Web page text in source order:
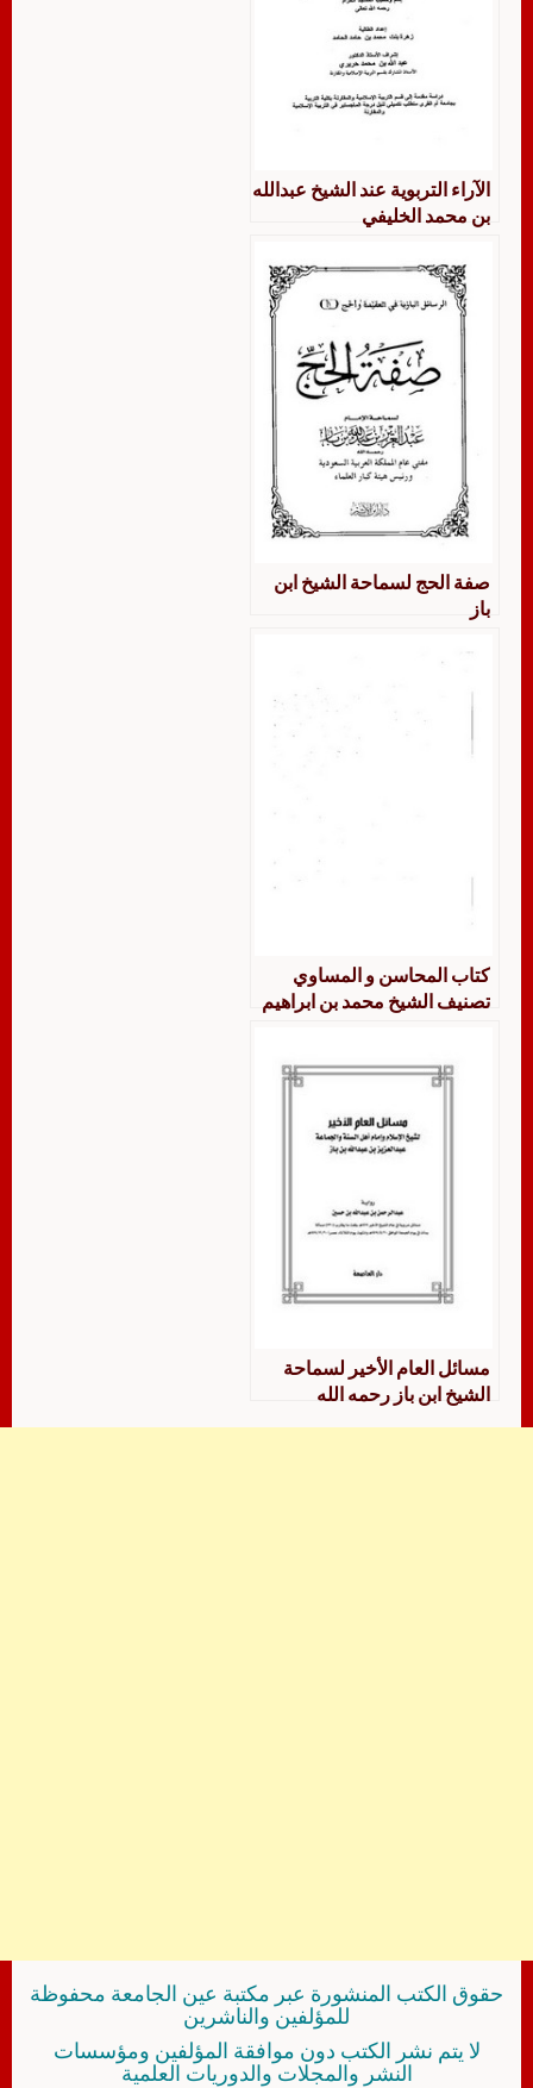
الآراء التربوية عند الشيخ عبدالله
بن محمد الخليفي
صفة الحج لسماحة الشيخ ابن
باز
كتاب المحاسن و المساوي
تصنيف الشيخ محمد بن ابراهيم
مسائل العام الأخير لسماحة
الشيخ ابن باز رحمه الله
حقوق الكتب المنشورة عبر مكتبة عين الجامعة محفوظة
للمؤلفين والناشرين
لا يتم نشر الكتب دون موافقة المؤلفين ومؤسسات
النشر والمجلات والدوريات العلمية